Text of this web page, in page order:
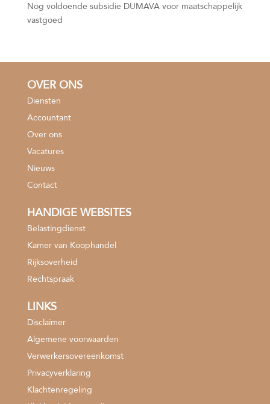
Nog voldoende subsidie DUMAVA voor maatschappelijk
vastgoed
OVER ONS
Diensten
Accountant
Over ons
Vacatures
Nieuws
Contact
HANDIGE WEBSITES
Belastingdienst
Kamer van Koophandel
Rijksoverheid
Rechtspraak
LINKS
Disclaimer
Algemene voorwaarden
Verwerkersovereenkomst
Privacyverklaring
Klachtenregeling